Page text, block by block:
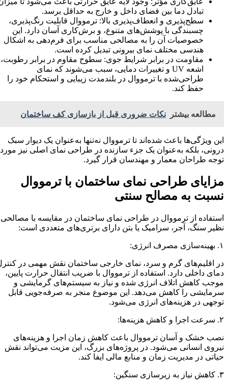
تبادل دما بین فضای داخل و خارج به حداقل برسد.
سطح‌پذیری و انعطاف‌پذیری بالا: ترمووال قابلیت رنگ‌پذیری،
چسبندگی با پوشش‌های متنوع، و برش‌کاری آسان دارد. این
خصوصیات آن را به مصالحی مناسب برای فرم‌دهی به اشکال
هندسی مختلف نمای بیرونی تبدیل کرده است.
مقاومت در برابر شرایط جوی: سطوح مقاوم در برابر رطوبت،
اشعه UV و تغییرات دمایی، سبب می‌شوند که نمای
طراحی‌شده با ترمووال در بلندمدت زیبایی و استحکام خود را
حفظ کند.
مطالعه بیشتر نکات ضروری قبل از بازسازی کف ساختمان
این ویژگی‌ها باعث شده‌اند تا ترمووال نه‌تنها به‌عنوان یک دیوار سبک
درونی، بلکه به‌عنوان یک جزء سازنده در طراحی نمای اصلی نیز مورد
توجه طراحان معمار و مهندسان قرار گیرد.
مزایای طراحی نمای ساختمان با ترمووال
نسبت به مصالح سنتی
استفاده از ترمووال در طراحی نمای ساختمان در مقایسه با مصالحی
نظیر سنگ، آجر، سرامیک یا بتن دارای برتری‌های متعددی است:
در اقلیم‌های گرم و سرد، نمای خارجی ساختمان نقش مهمی در کنترل
دمای داخلی دارد. استفاده از ترمووال با ضریب انتقال حرارت پایین،
موجب کاهش اتلاف انرژی شده و نیاز به سیستم‌های گرمایشی و
سرمایشی را کاهش می‌دهد. این موضوع منجر به صرفه‌جویی قابل
توجهی در هزینه‌های انرژی می‌شود.
نصب خشک و آسان ترمووال باعث کاهش زمان اجرا و هزینه‌های
نیروی انسانی می‌شود. در پروژه‌های بزرگ، این مزیت می‌تواند نقش
حیاتی در مدیریت زمان و منابع مالی ایفا کند.
۳. کاهش نیاز به زیرسازی سنگین: